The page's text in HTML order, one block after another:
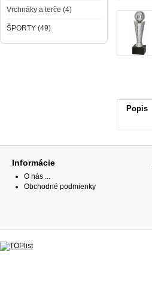
Vrchnáky a terče (4)
ŠPORTY (49)
Popis
Informácie
O nás ...
Obchodné podmienky